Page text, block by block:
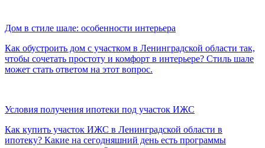
Дом в стиле шале: особенности интерьера
Как обустроить дом с участком в Ленинградской области так,
чтобы сочетать простоту и комфорт в интерьере? Стиль шале
может стать ответом на этот вопрос.
Условия получения ипотеки под участок ИЖС
Как купить участок ИЖС в Ленинградской области в
ипотеку? Какие на сегодняшний день есть программы